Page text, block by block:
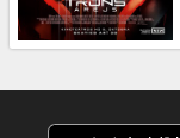
Uzkodas
B2B